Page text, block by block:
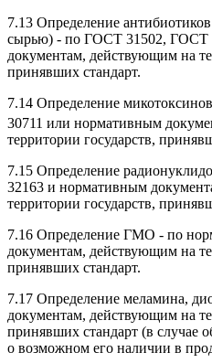
7.13 Определение
сырью) - по ГОСТ 31502, ГОСТ
документам, действующим на
принявших стандарт.
7.14 Определение
30711 или нормативным
территории государств,
7.15 Определение
32163 и нормативным
территории государств,
7.16 Определение ГМО - по
документам, действующим на
принявших стандарт.
7.17 Определение меламина,
документам, действующим на
принявших стандарт (в случае
о возможном его наличии в